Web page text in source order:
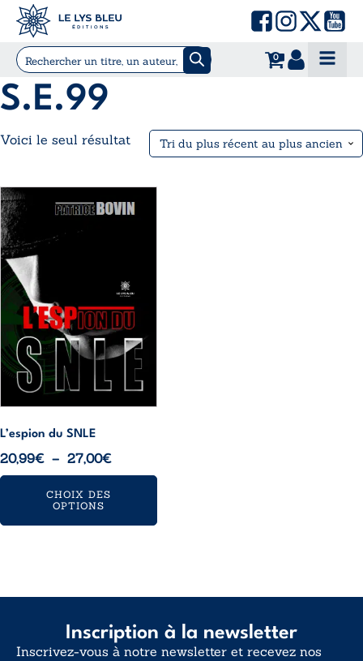
0
S.E.99
Voici le seul résultat
L’espion du SNLE
20,99€ – 27,00€Plage
de
CHOIX DES
OPTIONS
Ce
produit
a
plusieurs
variations.
Les
options
peuvent
être
choisies
page
du
produit
Inscription à la newsletter
Inscrivez-vous à notre newsletter et recevez nos